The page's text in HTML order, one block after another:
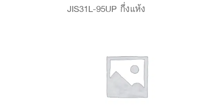
JIS31L-95UP กึ่งแห้ง